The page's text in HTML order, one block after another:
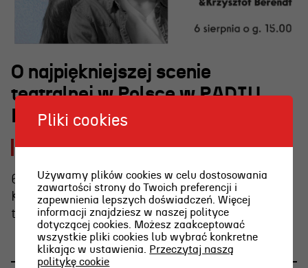
OSIECKA. ARCHIPELAGI
reż. Jacek Bała
O najpiękniejszej scenie
teatralnej w Polsce w RADIU
KASZËBË
2026-08-03 [pon]
6 sierpnia o g. 15.00 Weronika Nawieśniak i
Krzysztof Berendt opowiedzą o emocjach
towarzyszących graniu na wieczornej plaży.
Pliki cookies
Używamy plików cookies w celu dostosowania
zawartości strony do Twoich preferencji i
zapewnienia lepszych doświadczeń. Więcej
informacji znajdziesz w naszej polityce
dotyczącej cookies. Możesz zaakceptować
wszystkie pliki cookies lub wybrać konkretne
klikając w ustawienia. Przeczytaj naszą
politykę cookie